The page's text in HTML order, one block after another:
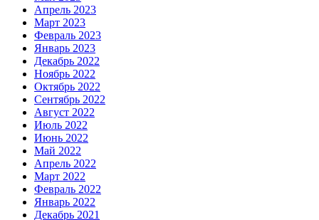
Апрель 2023
Март 2023
Февраль 2023
Январь 2023
Декабрь 2022
Ноябрь 2022
Октябрь 2022
Сентябрь 2022
Август 2022
Июль 2022
Июнь 2022
Май 2022
Апрель 2022
Март 2022
Февраль 2022
Январь 2022
Декабрь 2021